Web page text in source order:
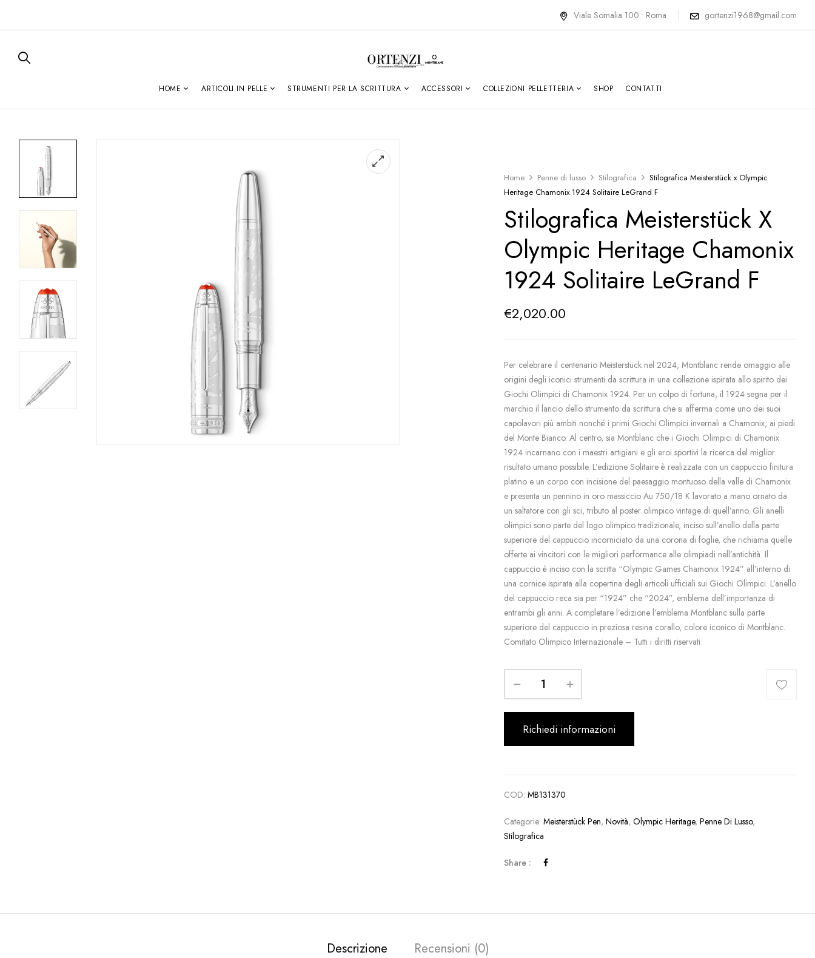
Viale Somalia 100 • Roma gortenzi1968@gmail.com
HOME ARTICOLI IN PELLE STRUMENTI PER LA SCRITTURA ACCESSORI COLLEZIONI PELLETTERIA SHOP CONTATTI
Home Penne di lusso Stilografica
Stilografica Meisterstück x Olympic
Heritage Chamonix 1924 Solitaire LeGrand F
Stilografica Meisterstück X
Olympic Heritage Chamonix
1924 Solitaire LeGrand F
€2,020.00
Per celebrare il centenario Meisterstück nel 2024, Montblanc rende omaggio alle
origini degli iconici strumenti da scrittura in una collezione ispirata allo spirito dei
Giochi Olimpici di Chamonix 1924. Per un colpo di fortuna, il 1924 segna per il
marchio il lancio dello strumento da scrittura che si afferma come uno dei suoi
capolavori più ambiti nonché i primi Giochi Olimpici invernali a Chamonix, ai piedi
del Monte Bianco. Al centro, sia Montblanc che i Giochi Olimpici di Chamonix
1924 incarnano con i maestri artigiani e gli eroi sportivi la ricerca del miglior
risultato umano possibile. L’edizione Solitaire è realizzata con un cappuccio finitura
platino e un corpo con incisione del paesaggio montuoso della valle di Chamonix
e presenta un pennino in oro massiccio Au 750/18 K lavorato a mano ornato da
un saltatore con gli sci, tributo al poster olimpico vintage di quell’anno. Gli anelli
olimpici sono parte del logo olimpico tradizionale, inciso sull’anello della parte
superiore del cappuccio incorniciato da una corona di foglie, che richiama quelle
offerte ai vincitori con le migliori performance alle olimpiadi nell’antichità. Il
cappuccio è inciso con la scritta “Olympic Games Chamonix 1924” all’interno di
una cornice ispirata alla copertina degli articoli ufficiali sui Giochi Olimpici. L’anello
del cappuccio reca sia per “1924” che “2024”, emblema dell’importanza di
entrambi gli anni. A completare l’edizione l’emblema Montblanc sulla parte
superiore del cappuccio in preziosa resina corallo, colore iconico di Montblanc.
Comitato Olimpico Internazionale – Tutti i diritti riservati
Richiedi informazioni
COD:MB131370
Categorie:Meisterstück Pen,Novità,Olympic Heritage,Penne Di Lusso,
Stilografica
Share :
Descrizione Recensioni (0)